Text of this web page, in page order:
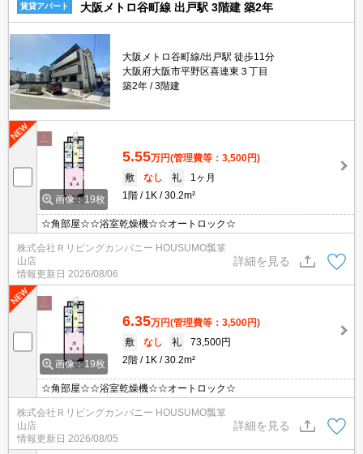
賃貸アパート 大阪メトロ谷町線 出戸駅 3階建 築2年
大阪メトロ谷町線/出戸駅 徒歩11分
大阪府大阪市平野区喜連東３丁目
築2年
3階建
画像：19枚
5.55万円(管理費等：3,500円)
敷
なし 礼
1ヶ月
1階
1K 30.2m²
☆角部屋☆☆浴室乾燥機☆☆オートロック☆
株式会社Ｒリビングカンパニー HOUSUMO瓢箪
山店
情報更新日 2026/08/06
詳細を見る
画像：19枚
6.35万円(管理費等：3,500円)
敷
なし 礼
73,500円
2階
1K 30.2m²
☆角部屋☆☆浴室乾燥機☆☆オートロック☆
株式会社Ｒリビングカンパニー HOUSUMO瓢箪
山店
情報更新日 2026/08/05
詳細を見る